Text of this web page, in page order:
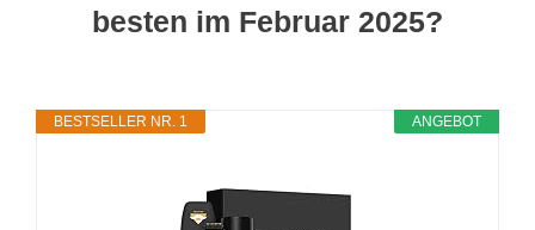
besten im Februar 2025?
ANGEBOT
BESTSELLER NR. 1